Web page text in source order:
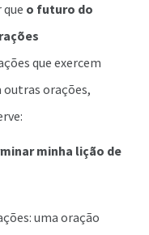
o futuro do
que exercem
orações,
minha lição de
uma oração